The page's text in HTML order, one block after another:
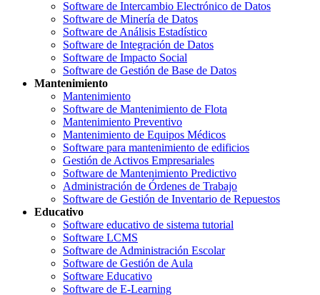
Software de Intercambio Electrónico de Datos
Software de Minería de Datos
Software de Análisis Estadístico
Software de Integración de Datos
Software de Impacto Social
Software de Gestión de Base de Datos
Mantenimiento
Mantenimiento
Software de Mantenimiento de Flota
Mantenimiento Preventivo
Mantenimiento de Equipos Médicos
Software para mantenimiento de edificios
Gestión de Activos Empresariales
Software de Mantenimiento Predictivo
Administración de Órdenes de Trabajo
Software de Gestión de Inventario de Repuestos
Educativo
Software educativo de sistema tutorial
Software LCMS
Software de Administración Escolar
Software de Gestión de Aula
Software Educativo
Software de E-Learning